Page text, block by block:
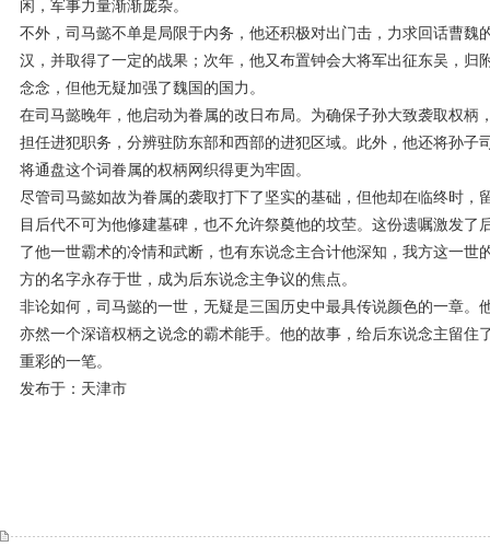
闲，军事力量渐渐庞杂。
不外，司马懿不单是局限于内务，他还积极对出门击，力求回话曹魏
汉，并取得了一定的战果；次年，他又布置钟会大将军出征东吴，归
念念，但他无疑加强了魏国的国力。
在司马懿晚年，他启动为眷属的改日布局。为确保子孙大致袭取权柄
担任进犯职务，分辨驻防东部和西部的进犯区域。此外，他还将孙子
将通盘这个词眷属的权柄网织得更为牢固。
尽管司马懿如故为眷属的袭取打下了坚实的基础，但他却在临终时
目后代不可为他修建墓碑，也不允许祭奠他的坟茔。这份遗嘱激发了
了他一世霸术的冷情和武断，也有东说念主合计他深知，我方这一世
方的名字永存于世，成为后东说念主争议的焦点。
非论如何，司马懿的一世，无疑是三国历史中最具传说颜色的一章。
亦然一个深谙权柄之说念的霸术能手。他的故事，给后东说念主留住
重彩的一笔。
发布于：天津市